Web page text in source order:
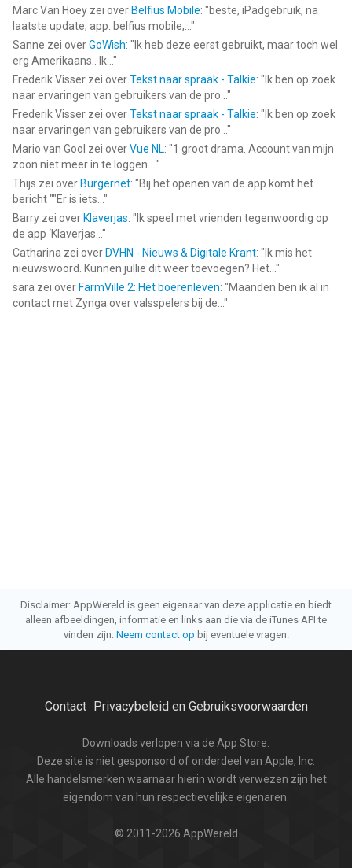
Marc Van Hoey zei over Belfius Mobile: "beste, iPadgebruik, na
laatste update, app. belfius mobile,... "
Sanne zei overGoWish: " Ik heb deze eerst gebruikt, maar toch wel
erg Amerikaans.. Ik... "
Frederik Visser zei overTekst naar spraak - Talkie: " Ik ben op zoek
naar ervaringen van gebruikers van de pro... "
Frederik Visser zei overTekst naar spraak - Talkie: " Ik ben op zoek
naar ervaringen van gebruikers van de pro... "
Mario van Gool zei overVue NL: "1 groot drama. Account van mijn
zoon niet meer in te loggen.... "
Thijs zei over Burgernet: "Bij het openen van de app komt het
bericht ""Er is iets... "
Barry zei over Klaverjas: " Ik speel met vrienden tegenwoordig op
de app ‘Klaverjas... "
Catharina zei over DVHN - Nieuws & Digitale Krant: " Ik mis het
nieuwswoord. Kunnen jullie dit weer toevoegen? Het... "
sara zei over FarmVille 2: Het boerenleven: "Maanden ben ik al in
contact met Zynga over valsspelers bij de... "
Disclaimer: AppWereld is geen eigenaar van deze applicatie en biedt
alleen afbeeldingen, informatie en links aan die via de iTunes API te
vinden zijn. Neem contact op bij eventuele vragen.
Contact· Privacybeleid en Gebruiksvoorwaarden
Downloads verlopen via de App Store.
Deze site is niet gesponsord of onderdeel van Apple, Inc.
Alle handelsmerken waarnaar hierin wordt verwezen zijn het
eigendom van hun respectievelijke eigenaren.
© 2011-2026 AppWereld